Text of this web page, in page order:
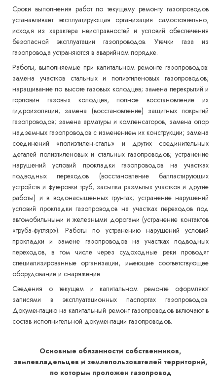
Сроки выполнения работ по текущему ремонту газопроводов
устанавливает эксплуатирующая организация самостоятельно,
исходя из характера неисправностей и условий обеспечения
безопасной эксплуатации газопроводов. Утечки газа из
газопровода устраняются в аварийном порядке.
Работы, выполняемые при капитальном ремонте газопроводов:
замена участков стальных и полиэтиленовых газопроводов;
наращивание по высоте газовых колодцев; замена перекрытий и
горловин газовых колодцев, полное восстановление их
гидроизоляции; замена (восстановление) защитных покрытий
газопроводов; замена арматуры и компенсаторов; замена опор
надземных газопроводов с изменением их конструкции; замена
соединений «полиэтилен-сталь» и других соединительных
деталей полиэтиленовых и стальных газопроводов; устранение
нарушений условий прокладки газопроводов на участках
подводных переходов (восстановление балластирующих
устройств и футеровки труб, засыпка размытых участков и другие
работы) и в водонасыщенных грунтах; устранение нарушений
условий прокладки газопроводов на участках переходов под
автомобильными и железными дорогами (устранение контактов
«труба-футляр»). Работы по устранению нарушений условий
прокладки и замене газопроводов на участках подводных
переходов, в том числе через судоходные реки проводят
специализированные организации, имеющие соответствующее
оборудование и снаряжение.
Сведения о текущем и капитальном ремонте оформляют
записями в эксплуатационных паспортах газопроводов.
Документацию на капитальный ремонт газопроводов включают в
состав исполнительной документации газопроводов.
Основные обязанности собственников,
землевладельцев и землепользователей территорий,
по которым проложен газопровод